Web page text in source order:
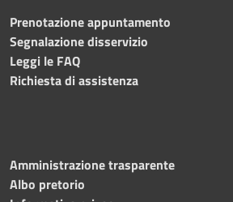
Prenotazione appuntamento
Segnalazione disservizio
Leggi le FAQ
Richiesta di assistenza
Amministrazione trasparente
Albo pretorio